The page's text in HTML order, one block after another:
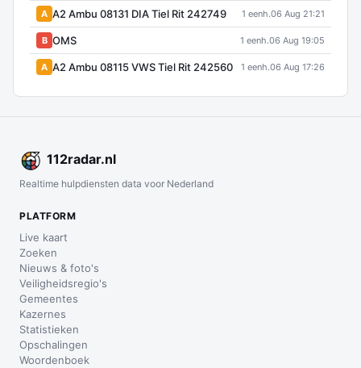
A A2 Ambu 08131 DIA Tiel Rit 242749 1 eenh.06 Aug 21:21
B OMS 1 eenh.06 Aug 19:05
A A2 Ambu 08115 VWS Tiel Rit 242560 1 eenh.06 Aug 17:26
112radar.nl
Realtime hulpdiensten data voor Nederland
PLATFORM
Live kaart
Zoeken
Nieuws & foto's
Veiligheidsregio's
Gemeentes
Kazernes
Statistieken
Opschalingen
Woordenboek